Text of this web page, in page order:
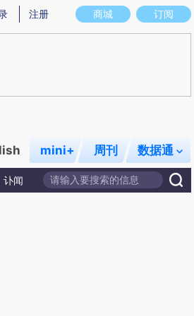
图存在偏差。不代表财新观点和立场。推荐点
商城 订阅
注册
mini+ 周刊 数据通
讣闻